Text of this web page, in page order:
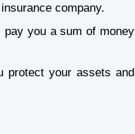
company.
you a sum of money
protect your assets and